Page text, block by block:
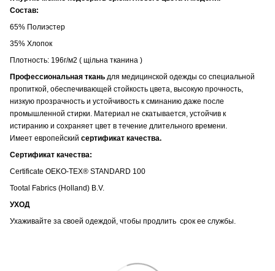
Состав:
65% Полиэстер
35% Хлопок
Плотность: 196г/м2 ( щільна тканина )
Профессиональная ткань для медицинской одежды со специальной
пропиткой, обеспечивающей стойкость цвета, высокую прочность,
низкую прозрачность и устойчивость к сминанию даже после
промышленной стирки. Материал не скатывается, устойчив к
истиранию и сохраняет цвет в течение длительного времени.
Имеет европейский сертификат качества.
Сертификат качества:
Certificate OEKO-TEX® STANDARD 100
Tootal Fabrics (Holland) B.V.
УХОД
Ухаживайте за своей одеждой, чтобы продлить срок ее службы.